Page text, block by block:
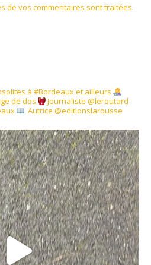
de vos commentaires sont traitées.
à #Bordeaux et ailleurs
de dos
Journaliste @leroutard
Autrice @editionslarousse